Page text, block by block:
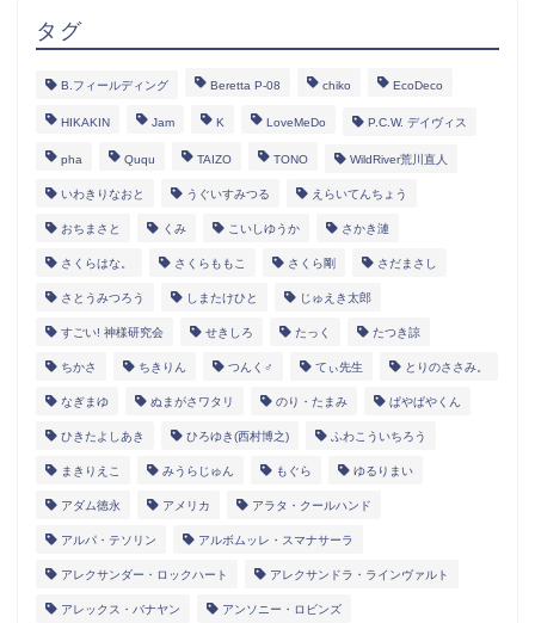
タグ
B.フィールディング Beretta P-08 chiko EcoDeco
HIKAKIN Jam K LoveMeDo P.C.W. デイヴィス
pha Ququ TAIZO TONO WildRiver荒川直人
いわきりなおと うぐいすみつる えらいてんちょう
おちまさと くみ こいしゆうか さかき漣
さくらはな。 さくらももこ さくら剛 さだまさし
さとうみつろう しまたけひと じゅえき太郎
すごい! 神様研究会 せきしろ たっく たつき諒
ちかさ ちきりん つんく♂ てぃ先生 とりのささみ。
なぎまゆ ぬまがさワタリ のり・たまみ ぱやぱやくん
ひきたよしあき ひろゆき(西村博之) ふわこういちろう
まきりえこ みうらじゅん もぐら ゆるりまい
アダム徳永 アメリカ アラタ・クールハンド
アルパ・テソリン アルボムッレ・スマナサーラ
アレクサンダー・ロックハート アレクサンドラ・ラインヴァルト
アレックス・バナヤン アンソニー・ロビンズ